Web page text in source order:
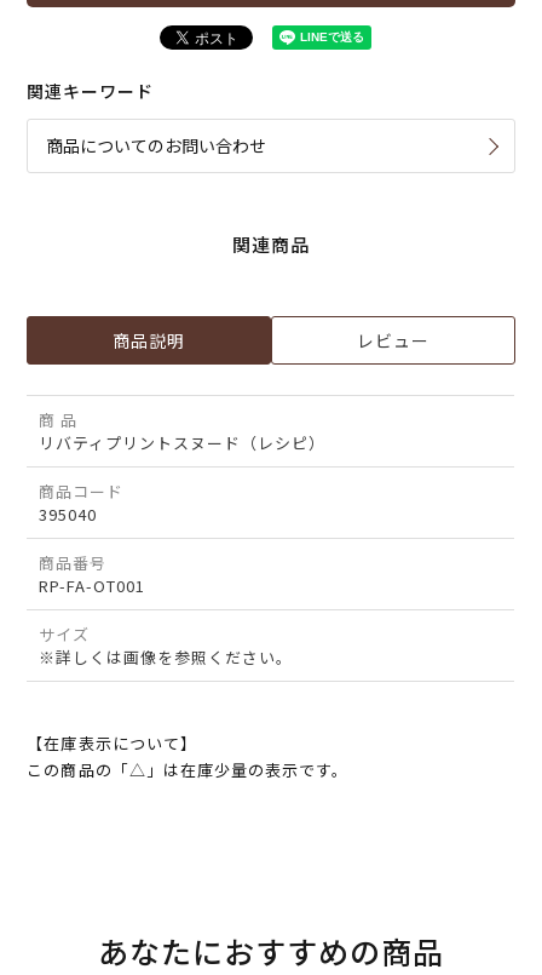
関連キーワード
商品についてのお問い合わせ
関連商品
商品説明 レビュー
商 品
リバティプリントスヌード（レシピ）
商品コード
395040
商品番号
RP-FA-OT001
サイズ
※詳しくは画像を参照ください。
【在庫表示について】
この商品の「△」は在庫少量の表示です。
あなたにおすすめの商品